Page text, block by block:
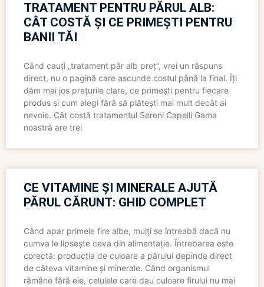
TRATAMENT PENTRU PĂRUL ALB:
CÂT COSTĂ ȘI CE PRIMEȘTI PENTRU
BANII TĂI
Când cauți „tratament păr alb preț”, vrei un răspuns
direct, nu o pagină care ascunde costul până la final. Îți
dăm mai jos prețurile clare, ce primești pentru fiecare
produs și cum alegi fără să plătești mai mult decât ai
nevoie. Cât costă tratamentul Sereni Capelli Gama
noastră are trei
CE VITAMINE ȘI MINERALE AJUTĂ
PĂRUL CĂRUNT: GHID COMPLET
Când apar primele fire albe, mulți se întreabă dacă nu
cumva le lipsește ceva din alimentație. Întrebarea este
corectă: producția de culoare a părului depinde direct
de câteva vitamine și minerale. Când organismul
rămâne fără ele, celulele care dau culoare firului nu mai